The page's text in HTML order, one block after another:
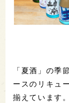
「夏酒」の季
ースのリキュ
揃えています。